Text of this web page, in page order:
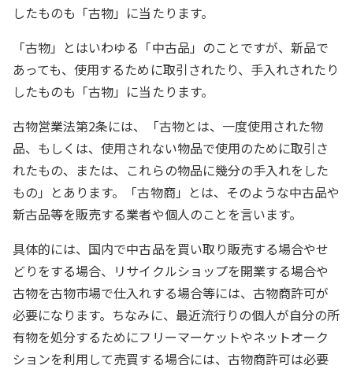
したものも「古物」に当たります。
「古物」とはいわゆる「中古品」のことですが、新品で
あっても、使用するために取引されたり、手入れされたり
したものも「古物」に当たります。
古物営業法第2条には、「古物とは、一度使用された物
品、もしくは、使用されない物品で使用のために取引さ
れたもの、または、これらの物品に幾分の手入れをした
もの」とあります。「古物商」とは、そのような中古品や
新古品等を販売する業者や個人のことを言います。
具体的には、国内で中古品を買い取り販売する場合やせ
どりをする場合、リサイクルショップを開業する場合や
古物を古物市場で仕入れする場合等には、古物商許可が
必要になります。ちなみに、最近流行りの個人が自分の所
有物を処分するためにフリーマーケットやネットオーク
ションを利用して売買する場合には、古物商許可は必要